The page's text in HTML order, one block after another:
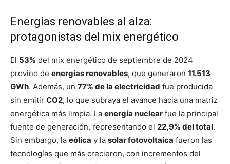
Energías renovables al alza:
protagonistas del mix energético
El 53% del mix energético de septiembre de 2024
provino de energías renovables, que generaron 11.513
GWh. Además, un 77% de la electricidad fue producida
sin emitir CO2, lo que subraya el avance hacia una matriz
energética más limpia. La energía nuclear fue la principal
fuente de generación, representando el 22,9% del total.
Sin embargo, la eólica y la solar fotovoltaica fueron las
tecnologías que más crecieron, con incrementos del